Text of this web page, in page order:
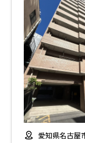
愛知県名古屋